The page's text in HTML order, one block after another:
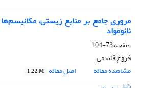
مروری جامع بر منابع زیستی،
نانومواد
صفحه73-104
فروغ قاسمی
مشاهده مقاله
اصل مقاله 1.22 M